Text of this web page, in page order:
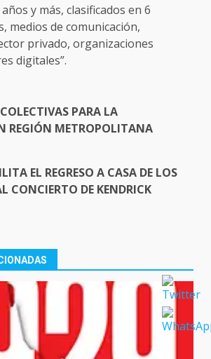
y más, clasificados en 6
medios de comunicación,
privado, organizaciones
digitales”.
PARA LA
REGIÓN METROPOLITANA
EL REGRESO A CASA DE LOS
CONCIERTO DE KENDRICK